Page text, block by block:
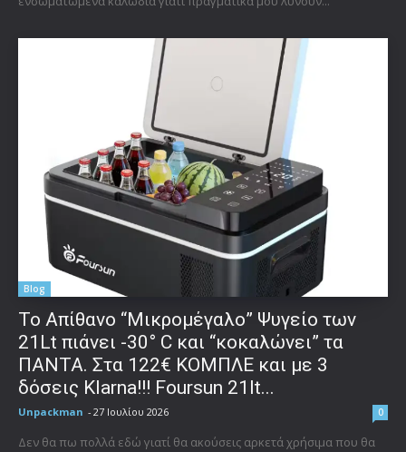
Blog
Το Απίθανο “Μικρομέγαλο” Ψυγείο των
21Lt πιάνει -30° C και “κοκαλώνει” τα
ΠΑΝΤΑ. Στα 122€ ΚΟΜΠΛΕ και με 3
δόσεις Klarna!!! Foursun 21lt...
Unpackman - 27 Ιουλίου 2026 0
Δεν θα πω πολλά εδώ γιατί θα ακούσεις αρκετά χρήσιμα που θα